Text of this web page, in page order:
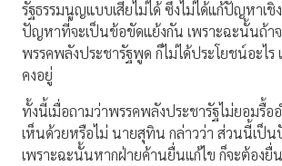
รัฐธรรมนูญแบบเสียไม่ได้ ซึ่งไม่ได้แก้ปัญหาเชิง
ปัญหาที่จะเป็นข้อขัดแย้งกัน เพราะฉะนั้นถ้า
พรรคพลังประชารัฐพูด ก็ไม่ได้ประโยชน์อะไ
คงอยู่
ทั้งนี้เมื่อถามว่าพรรคพลังประชารัฐไม่ยอมรื้อ
เห็นด้วยหรือไม่ นายสุทิน กล่าวว่า ส่วนนี้เป็
เพราะฉะนั้นหากฝ่ายค้านยื่นแก้ไข ก็จะต้องยื่